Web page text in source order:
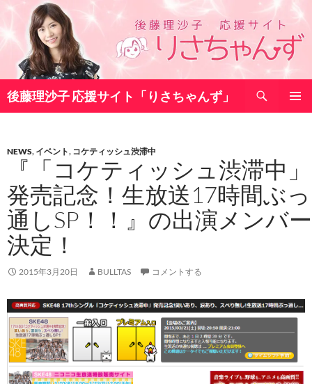
コ
テ
へ
ス
プ
後藤理沙子 応援サイト「りさちゃんず」
索
NEWS, イベント, コケティッシュ渋滞中
『「コケティッシュ渋滞中」
発売記念！生放送17時間ぶっ
通しSP！！』の出演メンバー
決定！
2015年3月20日 BULLTAS コメントする